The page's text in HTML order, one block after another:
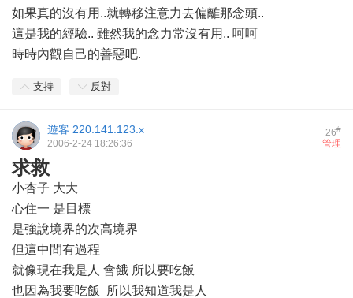
如果真的沒有用..就轉移注意力去偏離那念頭..
這是我的經驗.. 雖然我的念力常沒有用.. 呵呵
時時內觀自己的善惡吧.
支持 反對
26#
遊客 220.141.123.x
管理
2006-2-24 18:26:36
求救
小杏子 大大
心住一 是目標
是強說境界的次高境界
但這中間有過程
就像現在我是人 會餓 所以要吃飯
也因為我要吃飯 所以我知道我是人